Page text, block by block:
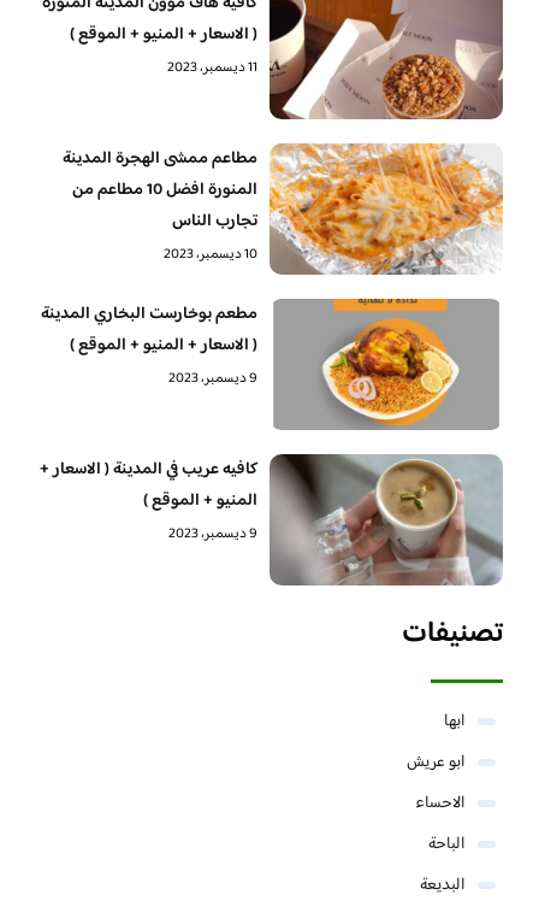
( الاسعار + المنيو + الموقع )
11 ديسمبر، 2023
مطاعم ممشى الهجرة المدينة
المنورة افضل 10 مطاعم من
تجارب الناس
10 ديسمبر، 2023
مطعم بوخارست البخاري المدينة
( الاسعار + المنيو + الموقع )
9 ديسمبر، 2023
كافيه عريب في المدينة ( الاسعار +
المنيو + الموقع )
9 ديسمبر، 2023
تصنيفات
ابها
ابو عريش
الاحساء
الباحة
البديعة